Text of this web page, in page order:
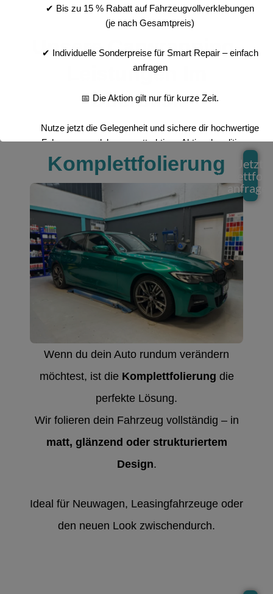
Unsere Carwrapping-
Leistungen Im
Überblick
Komplettfolierung
Wenn du dein Auto rundum verändern
möchtest, ist die Komplettfolierung die
perfekte Lösung.
Wir folieren dein Fahrzeug vollständig – in
matt, glänzend oder strukturiertem
Design.
Ideal für Neuwagen, Leasingfahrzeuge oder
den neuen Look zwischendurch.
Jetzt
✔ Bis zu 15 % Rabatt auf Fahrzeugvollverklebungen
(je nach Gesamtpreis)
✔ Individuelle Sonderpreise für Smart Repair – einfach
anfragen
📅 Die Aktion gilt nur für kurze Zeit.
Nutze jetzt die Gelegenheit und sichere dir hochwertige
Fahrzeugveredelung zu attraktiven Aktionskonditionen.
Wir freuen uns auf deine Anfrage!
Dies schließt sich in Sekunden